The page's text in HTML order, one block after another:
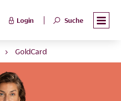
Login Suche
GoldCard